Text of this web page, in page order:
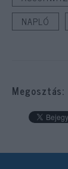
NAPLÓ
Megosztás: